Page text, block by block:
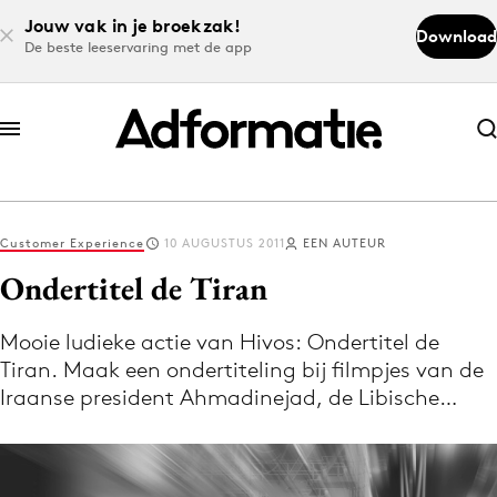
Jouw vak in je broekzak!
De beste leeservaring met de app
Download
Abonneer nu
Abonneer nu
Log in
Download de app
Volg het laatste nieuws via de Adformatie
Nieuws app
Customer Experience 10 AUGUSTUS 2011 EEN AUTEUR
Ondertitel de Tiran
Mooie ludieke actie van Hivos: Ondertitel de
Tiran. Maak een ondertiteling bij filmpjes van de
Iraanse president Ahmadinejad, de Libische…